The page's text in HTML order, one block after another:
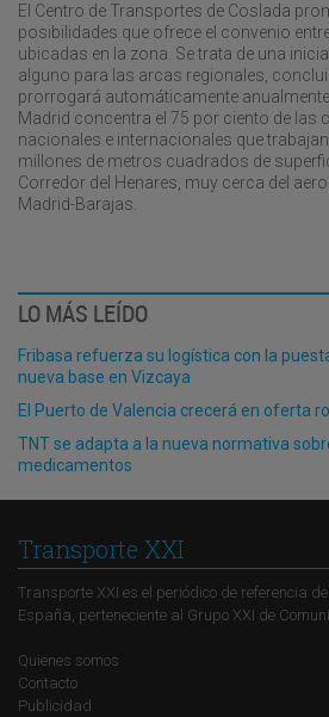
El Centro de Transportes de Coslada
posibilidades que ofrece el convenio
ubicadas en la zona. Se trata de una
alguno para las arcas regionales,
prorrogará automáticamente
Madrid concentra el 75 por ciento de las
nacionales e internacionales que
millones de metros cuadrados de
Corredor del Henares, muy cerca del
Madrid-Barajas.
LO MÁS LEÍDO
Fribasa refuerza su logística con la
nueva base en Vizcaya
El Puerto de Valencia crecerá en oferta
TNT se adapta a la nueva normativa
medicamentos
Transporte XXI
Transporte XXI es el periódico de referencia
España, perteneciente al Grupo XXI de
Quienes somos
Contacto
Publicidad